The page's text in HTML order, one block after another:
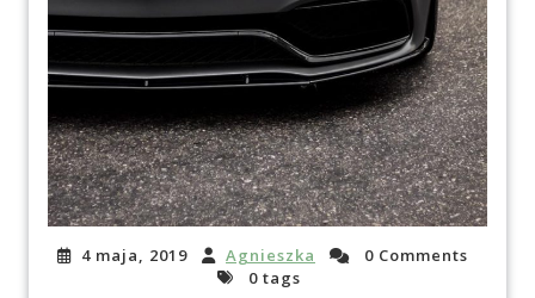
4 maja, 2019 Agnieszka
0 Comments
0 tags